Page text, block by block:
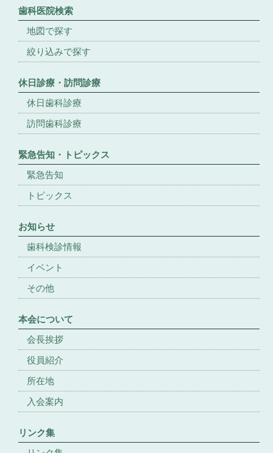
歯科医院検索
地図で探す
絞り込みで探す
休日診療・訪問診療
休日歯科診療
訪問歯科診療
緊急告知・トピックス
緊急告知
トピックス
お知らせ
歯科検診情報
イベント
その他
本会について
会長挨拶
役員紹介
所在地
入会案内
リンク集